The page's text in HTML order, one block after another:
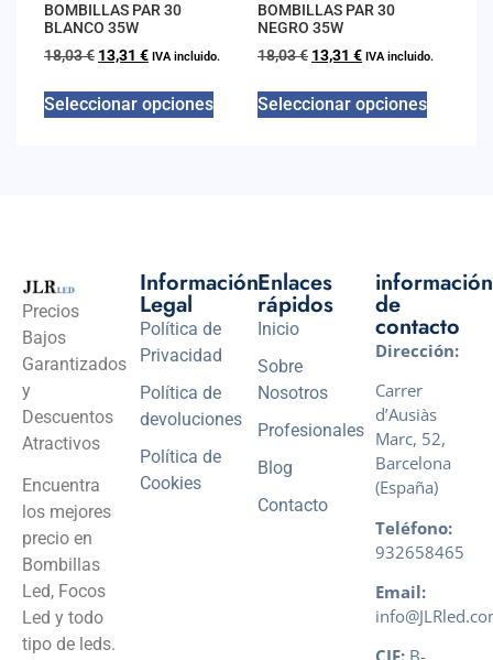
BOMBILLAS PAR 30
BLANCO 35W
18,03€ 13,31 € IVA incluido.
Seleccionar opciones
BOMBILLAS PAR 30
NEGRO 35W
18,03€ 13,31 € IVA incluido.
Seleccionar opciones
Precios
Bajos
Garantizados
y
Descuentos
Atractivos
Encuentra
los mejores
precio en
Bombillas
Led, Focos
Led y todo
tipo de leds.
Información
Legal
Política de
Privacidad
Política de
devoluciones
Política de
Cookies
Enlaces
rápidos
Inicio
Sobre
Nosotros
Profesionales
Blog
Contacto
información
de
contacto
Dirección:
Carrer
d’Ausiàs
Marc, 52,
Barcelona
(España)
Teléfono:
932658465
Email: